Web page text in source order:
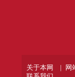
关于本网 | 网